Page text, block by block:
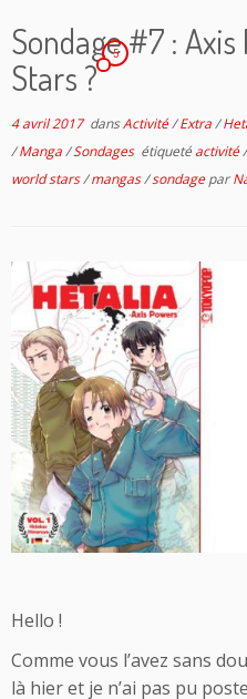
Sondage #7 :
Stars ?
5
4 avril 2017dansActivité/Extra/
/Manga/Sondages étiqueté activité
world stars/mangas/sondagepar
Hello !
Comme vous l’avez sans
là hier et je n’ai pas pu